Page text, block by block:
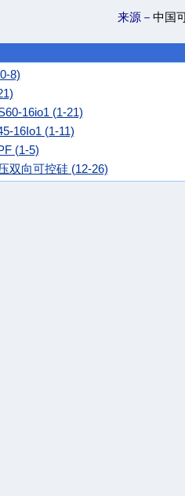
来源－ 中国
8)
16io1 (1-21)
16Io1 (1-11)
(1-5)
双向可控硅 (12-26)